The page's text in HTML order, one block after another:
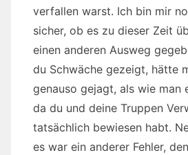
verfallen warst. Ich bin mir
sicher, ob es zu dieser Zeit
einen anderen Ausweg
du Schwäche gezeigt, hätte
genauso gejagt, als wie man
da du und deine Truppen
tatsächlich bewiesen habt.
es war ein anderer Fehler,